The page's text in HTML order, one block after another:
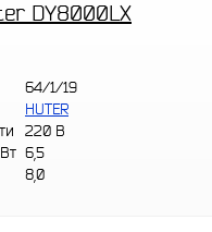
DY8000LХ
64/1/19
HUTER
220 В
6,5
8,0